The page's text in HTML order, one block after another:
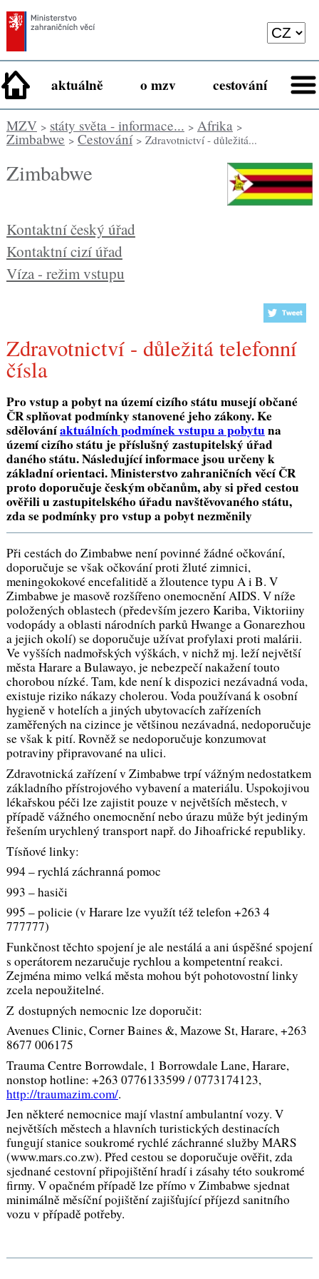
aktuálně o mzv cestování
MZV> státy světa - informace... > Afrika>
Zimbabwe > Cestování> Zdravotnictví - důležitá...
Zimbabwe
Kontaktní český úřad
Kontaktní cizí úřad
Víza - režim vstupu
Zdravotnictví - důležitá telefonní
čísla
Pro vstup a pobyt na území cizího státu musejí občané
ČR splňovat podmínky stanovené jeho zákony. Ke
sdělováníaktuálních podmínek vstupu a pobytuna
území cizího státu je příslušný zastupitelský úřad
daného státu. Následující informace jsou určeny k
základní orientaci. Ministerstvo zahraničních věcí ČR
proto doporučuje českým občanům, aby si před cestou
ověřili u zastupitelského úřadu navštěvovaného státu,
zda se podmínky pro vstup a pobyt nezměnily
Při cestách do Zimbabwe není povinné žádné očkování,
doporučuje se však očkování proti žluté zimnici,
meningokokové encefalitidě a žloutence typu A i B. V
Zimbabwe je masově rozšířeno onemocnění AIDS. V níže
položených oblastech (především jezero Kariba, Viktoriiny
vodopády a oblasti národních parků Hwange a Gonarezhou
a jejich okolí) se doporučuje užívat profylaxi proti malárii.
Ve vyšších nadmořských výškách, v nichž mj. leží největší
města Harare a Bulawayo, je nebezpečí nakažení touto
chorobou nízké. Tam, kde není k dispozici nezávadná voda,
existuje riziko nákazy cholerou. Voda používaná k osobní
hygieně v hotelích a jiných ubytovacích zařízeních
zaměřených na cizince je většinou nezávadná, nedoporučuje
se však k pití. Rovněž se nedoporučuje konzumovat
potraviny připravované na ulici.
Zdravotnická zařízení v Zimbabwe trpí vážným nedostatkem
základního přístrojového vybavení a materiálu. Uspokojivou
lékařskou péči lze zajistit pouze v největších městech, v
případě vážného onemocnění nebo úrazu může být jediným
řešením urychlený transport např. do Jihoafrické republiky.
Tísňové linky:
994 – rychlá záchranná pomoc
993 – hasiči
995 – policie (v Harare lze využít též telefon +263 4
777777)
Funkčnost těchto spojení je ale nestálá a ani úspěšné spojení
s operátorem nezaručuje rychlou a kompetentní reakci.
Zejména mimo velká města mohou být pohotovostní linky
zcela nepoužitelné.
Z dostupných nemocnic lze doporučit:
Avenues Clinic, Corner Baines &, Mazowe St, Harare, +263
8677 006175
Trauma Centre Borrowdale, 1 Borrowdale Lane, Harare,
nonstop hotline: +263 0776133599 / 0773174123,
http://traumazim.com/.
Jen některé nemocnice mají vlastní ambulantní vozy. V
největších městech a hlavních turistických destinacích
fungují stanice soukromé rychlé záchranné služby MARS
(www.mars.co.zw). Před cestou se doporučuje ověřit, zda
sjednané cestovní připojištění hradí i zásahy této soukromé
firmy. V opačném případě lze přímo v Zimbabwe sjednat
minimálně měsíční pojištění zajišťující příjezd sanitního
vozu v případě potřeby.